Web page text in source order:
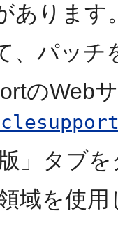
あります
、パッチ
のWeb
」
タブ
域を使